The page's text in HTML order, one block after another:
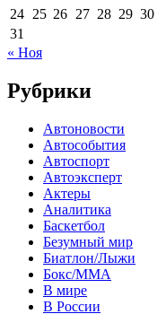
24 25 26 27 28 29 30
31
« Ноя
Рубрики
Автоновости
Автособытия
Автоспорт
Автоэксперт
Актеры
Аналитика
Баскетбол
Безумный мир
Биатлон/Лыжи
Бокс/MMA
В мире
В России